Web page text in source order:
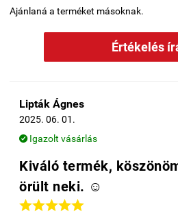
Ajánlaná a terméket másoknak.
Értékelés
Lipták Ágnes
2025. 06. 01.
 Igazolt vásárlás
Kiváló termék,
örült neki. ☺️
